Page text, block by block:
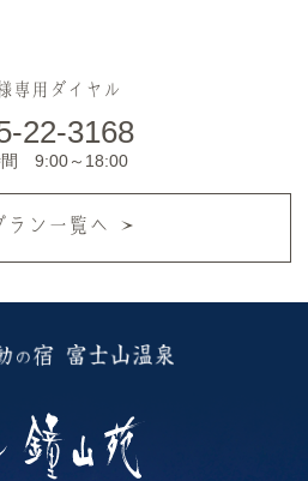
専用ダイヤル
22-3168
間 9:00～18:00
ラン一覧へ